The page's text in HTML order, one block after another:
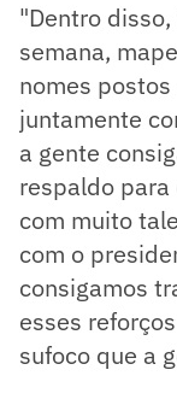
"Dentro
semana,
nomes
juntamente
a gente
respaldo
com muito
com o
consigamos
esses
sufoco que a